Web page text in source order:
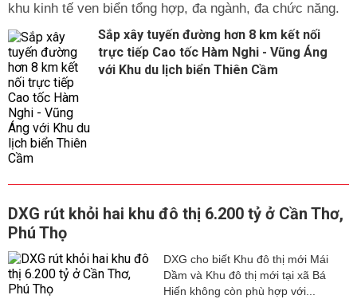
khu kinh tế ven biển tổng hợp, đa ngành, đa chức năng.
Sắp xây tuyến đường hơn 8 km kết nối
trực tiếp Cao tốc Hàm Nghi - Vũng Áng
với Khu du lịch biển Thiên Cầm
DXG rút khỏi hai khu đô thị 6.200 tỷ ở Cần Thơ,
Phú Thọ
DXG cho biết Khu đô thị mới Mái
Dầm và Khu đô thị mới tại xã Bá
Hiến không còn phù hợp với...